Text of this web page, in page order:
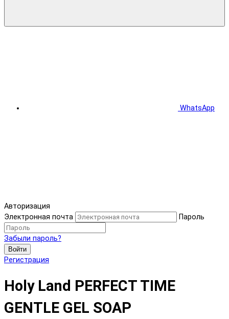
WhatsApp
Авторизация
Электронная почта
Пароль
Забыли пароль?
Войти
Регистрация
Holy Land PERFECT TIME
GENTLE GEL SOAP